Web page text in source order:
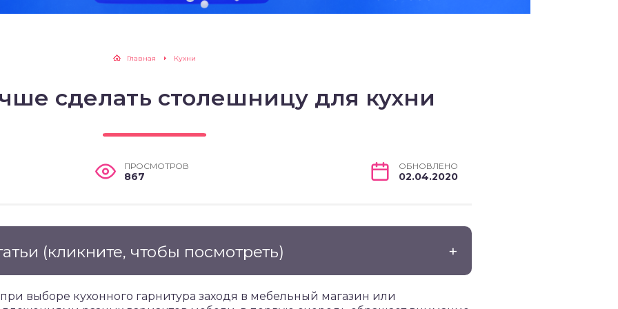
Главная Кухни
сделать столешницу для кухни
ПРОСМОТРОВ
867
ОБНОВЛЕНО
02.04.2020
(кликните, чтобы посмотреть)
выборе кухонного гарнитура заходя в мебельный магазин или